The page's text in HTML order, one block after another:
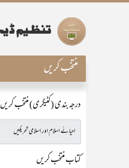
منتخب کریں
درجہ بندی (کٹیگری) منتخب کریں
کتاب منتخب کریں